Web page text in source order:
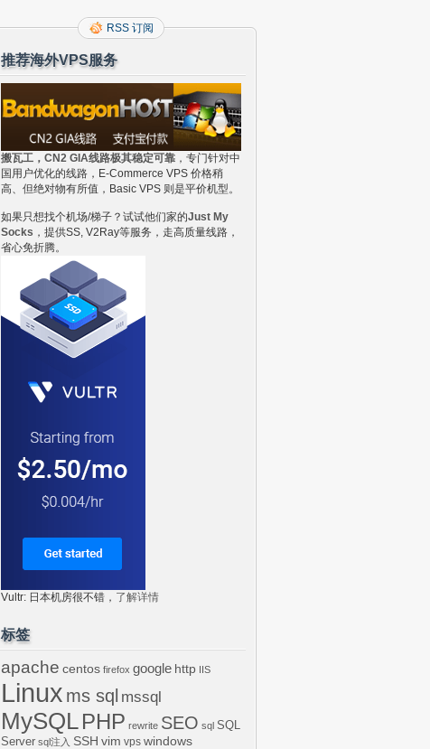
RSS 订阅
推荐海外VPS服务
搬瓦工，CN2 GIA线路极其稳定可靠 ，专门针对中
国用户优化的线路，E-Commerce VPS 价格稍
高、但绝对物有所值，Basic VPS 则是平价机型。
如果只想找个机场/梯子？试试他们家的Just My
Socks ，提供SS, V2Ray等服务，走高质量线路，
省心免折腾。
Vultr: 日本机房很不错， 了解详情
标签
apache centos firefox google http IIS
Linux ms sql mssql
MySQLPHP rewrite SEO sql SQL
Server sql注入 SSH vim vps windows